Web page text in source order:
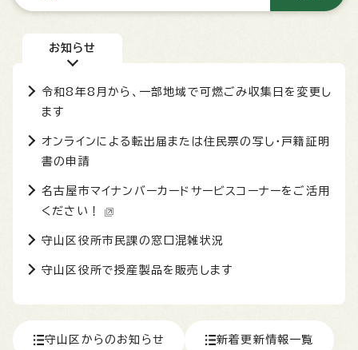
お知らせ
令和8年8月から、一部地域で可燃ごみ収集日を変更し
ます
オンラインによる転出届または住民票の写し・戸籍証明
書の申請
名古屋市マイナンバーカードサービスコーナーをご活用
ください！
守山区役所市民課の窓口混雑状況
守山区役所で授産製品を販売します
守山区からのお知らせ 新着更新情報一覧